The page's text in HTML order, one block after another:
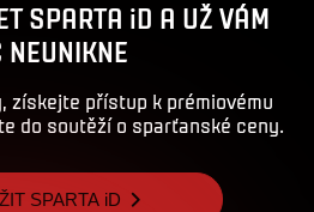
SPARTA iD A UŽ VÁM
NEUNIKNE
získejte přístup k prémiovému
do soutěží o sparťanské ceny.
SPARTA iD